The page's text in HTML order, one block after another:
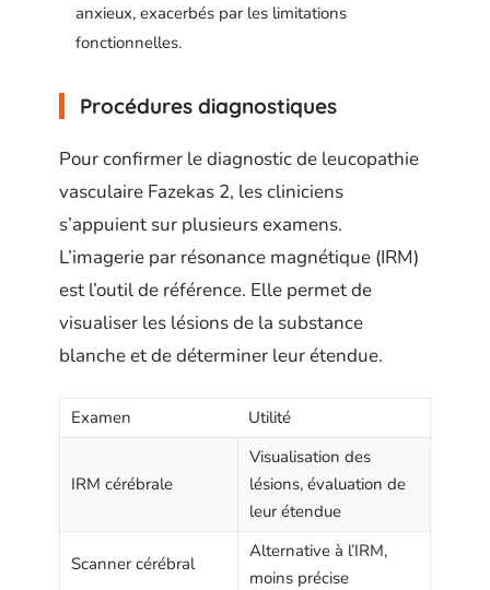
anxieux, exacerbés par les limitations
fonctionnelles.
Procédures diagnostiques
Pour confirmer le diagnostic de leucopathie
vasculaire Fazekas 2, les cliniciens
s’appuient sur plusieurs examens.
L’imagerie par résonance magnétique (IRM)
est l’outil de référence. Elle permet de
visualiser les lésions de la substance
blanche et de déterminer leur étendue.
Examen Utilité
IRM cérébrale
Visualisation des
lésions, évaluation de
leur étendue
Scanner cérébral
Alternative à l’IRM,
moins précise